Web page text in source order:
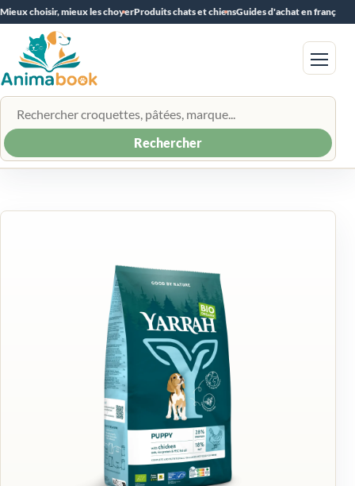
Mieux choisir, mieux les choyerProduits chats et chiensGuides d'achat en français
Rechercher un produit
Rechercher
Menu